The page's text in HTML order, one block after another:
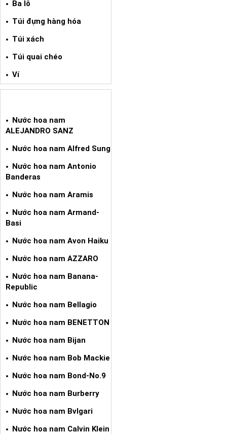
Ba lô
Túi đựng hàng hóa
Túi xách
Túi quai chéo
Ví
Nước hoa nam
ALEJANDRO SANZ
Nước hoa nam Alfred Sung
Nước hoa nam Antonio
Banderas
Nước hoa nam Aramis
Nước hoa nam Armand-
Basi
Nước hoa nam Avon Haiku
Nước hoa nam AZZARO
Nước hoa nam Banana-
Republic
Nước hoa nam Bellagio
Nước hoa nam BENETTON
Nước hoa nam Bijan
Nước hoa nam Bob Mackie
Nước hoa nam Bond-No.9
Nước hoa nam Burberry
Nước hoa nam Bvlgari
Nước hoa nam Calvin Klein